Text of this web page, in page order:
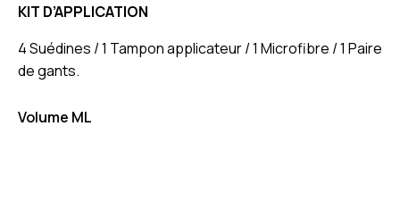
KIT D’APPLICATION
4 Suédines / 1 Tampon applicateur / 1 Microfibre / 1 Paire
de gants.
Volume ML